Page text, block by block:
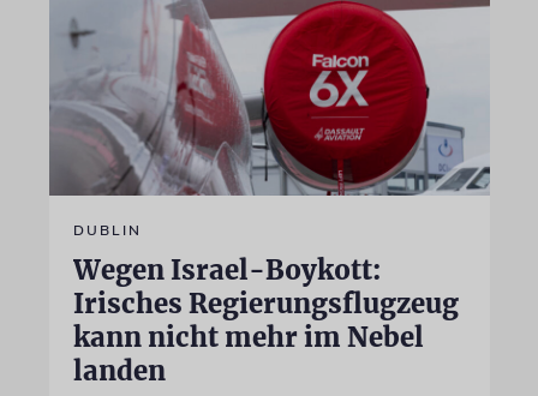
DUBLIN
Wegen Israel-Boykott:
Irisches Regierungsflugzeug
kann nicht mehr im Nebel
landen